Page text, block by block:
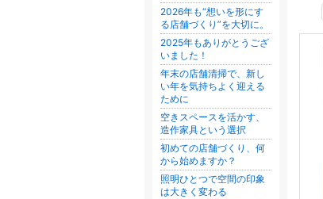
2026年も“想いを形にす
る店舗づくり”を大切に。
2025年もありがとうござ
いました！
年末の店舗清掃で、新し
い年を気持ちよく迎える
ために
空きスペースを活かす、
造作家具という選択
初めての店舗づくり、何
から始めますか？
照明ひとつで空間の印象
は大きく変わる